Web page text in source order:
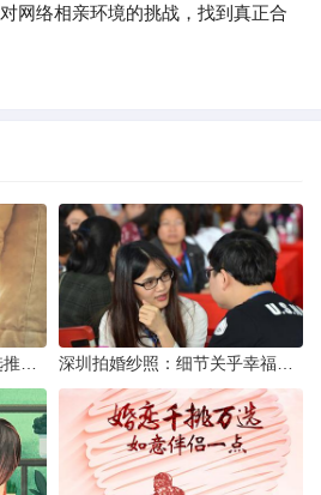
网络相亲环境的挑战，找到真正合